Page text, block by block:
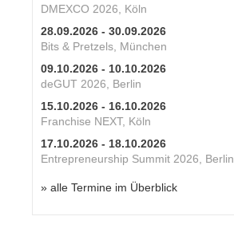
DMEXCO 2026, Köln
28.09.2026 - 30.09.2026
Bits & Pretzels, München
09.10.2026 - 10.10.2026
deGUT 2026, Berlin
15.10.2026 - 16.10.2026
Franchise NEXT, Köln
17.10.2026 - 18.10.2026
Entrepreneurship Summit 2026, Berlin
» alle Termine im Überblick